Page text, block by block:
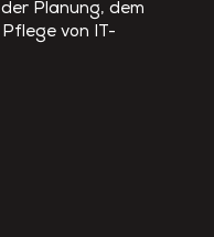
Planung, dem
von IT-